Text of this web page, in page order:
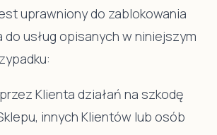
uprawniony do zablokowania
usług opisanych w niniejszym
Klienta działań na szkodę
innych Klientów lub osób